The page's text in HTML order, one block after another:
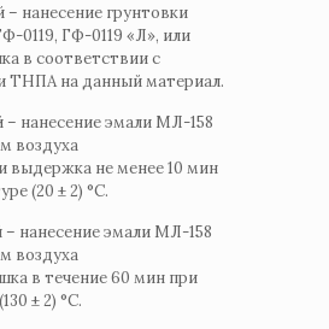
– нанесение грунтовки
0119, ГФ-0119 «Л», или
в соответствии с
ТНПА на данный материал.
– нанесение эмали МЛ-158
воздуха
выдержка не менее 10 мин
(20 ± 2) °С.
– нанесение эмали МЛ-158
воздуха
в течение 60 мин при
± 2) °С.